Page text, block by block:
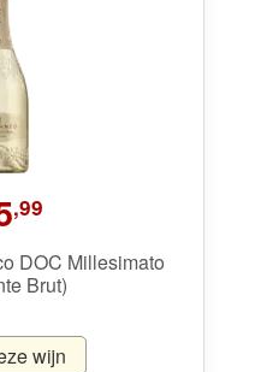
,99
DOC Millesimato
Brut)
wijn